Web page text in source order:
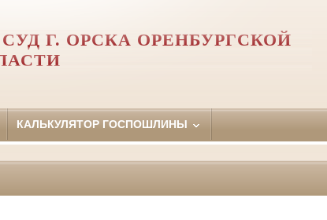
Г. ОРСКА ОРЕНБУРГСКОЙ
КАЛЬКУЛЯТОР ГОСПОШЛИНЫ